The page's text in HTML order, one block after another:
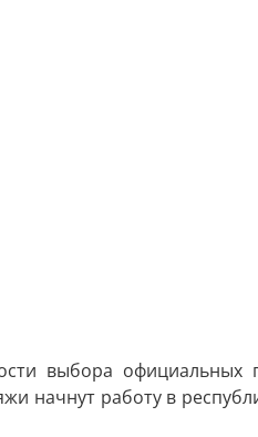
выбора официальных
начнут работу в